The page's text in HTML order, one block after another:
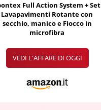
Full Action System + Set
Lavapavimenti Rotante con
secchio, manico e Fiocco in
microfibra
VEDI L'AFFARE DI OGGI